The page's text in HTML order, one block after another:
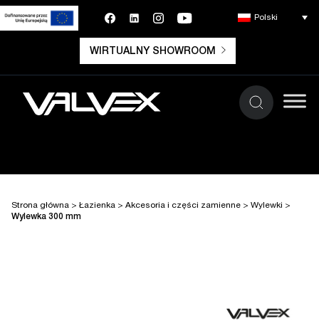
WIRTUALNY SHOWROOM
Polski
Strona główna > Łazienka > Akcesoria i części zamienne > Wylewki >
Wylewka 300 mm